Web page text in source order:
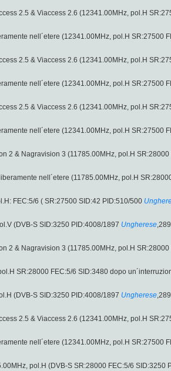
2.5 & Viaccess 2.6 (12341.00MHz, pol.H
nell´etere (12341.00MHz, pol.H SR:27500
2.5 & Viaccess 2.6 (12341.00MHz, pol.H
nell´etere (12341.00MHz, pol.H SR:27500
2.5 & Viaccess 2.6 (12341.00MHz, pol.H
nell´etere (12341.00MHz, pol.H SR:27500
2 & Nagravision 3 (11785.00MHz, pol.H
nell´etere (11785.00MHz, pol.H
FEC:5/6 ( SR:27500 SID:42 PID:510/500
(DVB-S SID:3250 PID:4008/1897 Ungherese
2 & Nagravision 3 (11785.00MHz, pol.H
SR:28000 FEC:5/6 SID:3480 dopo
(DVB-S SID:3250 PID:4008/1897 Ungherese
2.5 & Viaccess 2.6 (12341.00MHz, pol.H
nell´etere (12341.00MHz, pol.H SR:27500
pol.H (DVB-S SR:28000 FEC:5/6 SID:3250